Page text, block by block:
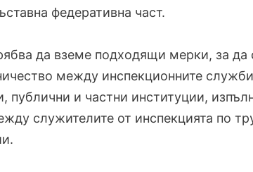
федеративна част.
да вземе подходящи мерки, за да
между инспекционните
публични и частни институции,
служителите от инспекцията по